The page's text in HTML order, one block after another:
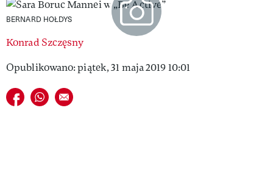
VIVA!MAN
VIVA!PEOPLE POWER
VIVA!ITAKA
MAGAZYN VIVA!
BERNARD HOŁDYS
Konrad Szczęsny
Opublikowano: piątek, 31 maja 2019 10:01
Udostępnij na facebook
Udostępnij na whatsapp
E-mail do przyjaciela